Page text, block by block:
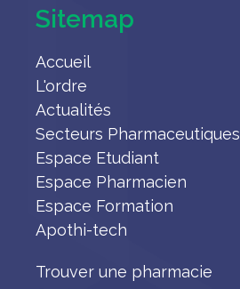
Sitemap
Accueil
L'ordre
Actualités
Secteurs Pharmaceutiques
Espace Etudiant
Espace Pharmacien
Espace Formation
Apothi-tech
Trouver une pharmacie